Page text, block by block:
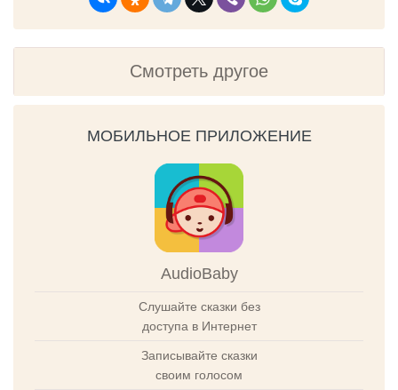
Смотреть другое
МОБИЛЬНОЕ ПРИЛОЖЕНИЕ
AudioBaby
Слушайте сказки без
доступа в Интернет
Записывайте сказки
своим голосом